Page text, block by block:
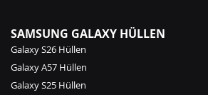
SAMSUNG GALAXY HÜLLEN
Galaxy S26 Hüllen
Galaxy A57 Hüllen
Galaxy S25 Hüllen